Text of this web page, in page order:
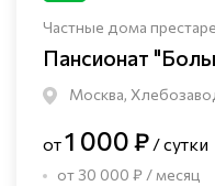
Частные дома
Пансионат
Москва,
от1 000 ₽ / сутки
от 30 000 ₽ / месяц